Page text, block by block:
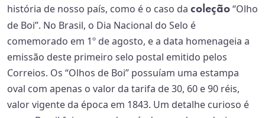
história de nosso país, como é o caso da coleção “Olho
de Boi”. No Brasil, o Dia Nacional do Selo é
comemorado em 1º de agosto, e a data homenageia a
emissão deste primeiro selo postal emitido pelos
Correios. Os “Olhos de Boi” possuíam uma estampa
oval com apenas o valor da tarifa de 30, 60 e 90 réis,
valor vigente da época em 1843. Um detalhe curioso é